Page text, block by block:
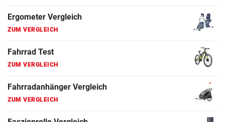
Fahrrad Test
Fahrradanhänger Vergleich
Faszienrolle Vergleich
Hoverboard Vergleich